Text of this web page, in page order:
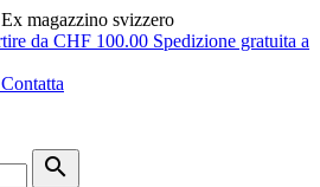
Ex magazzino svizzero
Spedizione gratuita a
Contatta
